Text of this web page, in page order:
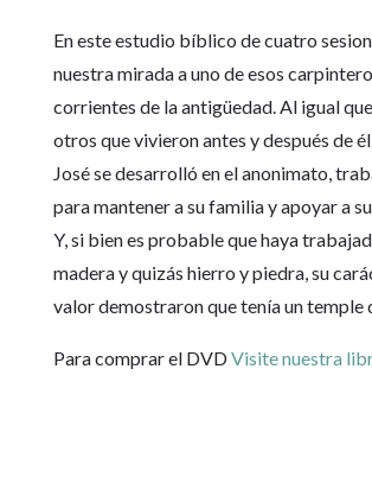
En este estudio bíblico de cuatro
nuestra mirada a uno de esos
corrientes de la antigüedad. Al igual
otros que vivieron antes y después de
José se desarrolló en el anonimato,
para mantener a su familia y apoyar a
Y, si bien es probable que haya
madera y quizás hierro y piedra, su
valor demostraron que tenía un temple
Para comprar el DVDVisite nuestra